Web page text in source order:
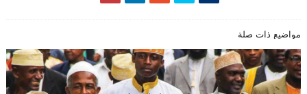
مواضيع ذات صلة